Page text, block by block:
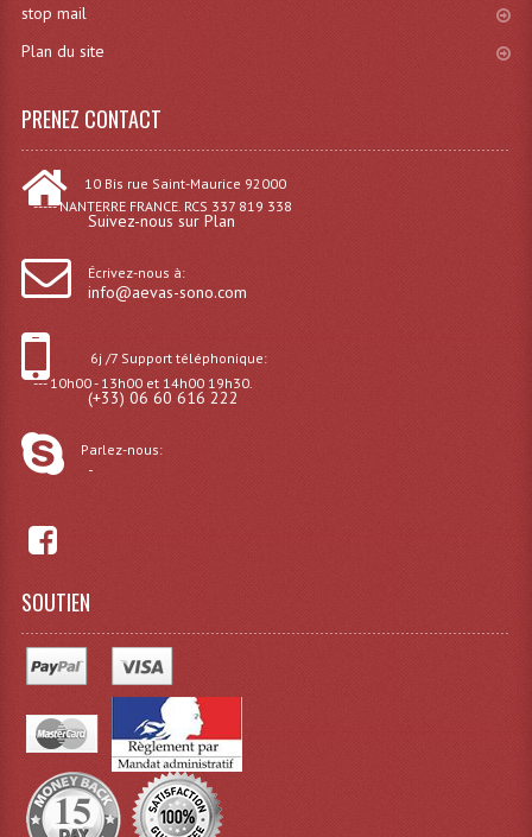
Electronique Commande Light
Blocs De Puissance
Consoles Éclairage DMX
Filtres Et Divers
Lampes De Couleurs
Lampes Dichroique
stop mail
Plan du site
PRENEZ CONTACT
10 Bis rue Saint-Maurice 92000
----- NANTERRE FRANCE. RCS 337 819 338
Suivez-nous sur Plan
Écrivez-nous à:
info@aevas-sono.com
6j /7 Support téléphonique:
--- 10h00 - 13h00 et 14h00 19h30.
(+33) 06 60 616 222
Parlez-nous:
-
SOUTIEN